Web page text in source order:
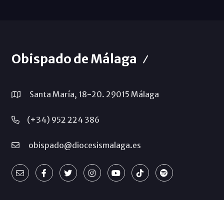
Obispado de Málaga
Santa María, 18-20. 29015 Málaga
(+34) 952 224 386
obispado@diocesismalaga.es